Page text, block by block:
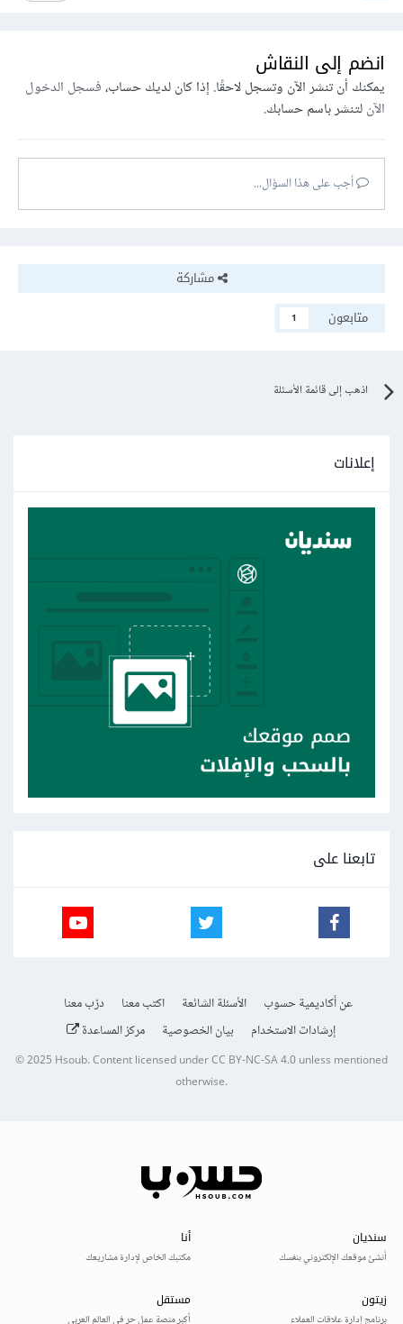
انضم إلى النقاش
يمكنك أن تنشر الآن وتسجل لاحقًا. إذا كان لديك حساب،فسجل الدخول
الآنلتنشر باسم حسابك.
أجب على هذا السؤال...
مشاركة
متابعون
1
اذهب إلى قائمة الأسئلة
إعلانات
تابعنا على
عن أكاديمية حسوب الأسئلة الشائعة اكتب معنا
درّب معنا
إرشادات الاستخدام
بيان الخصوصية مركز المساعدة
© 2025Hsoub.Content licensed underCC BY-NC-SA 4.0unless mentioned
otherwise.